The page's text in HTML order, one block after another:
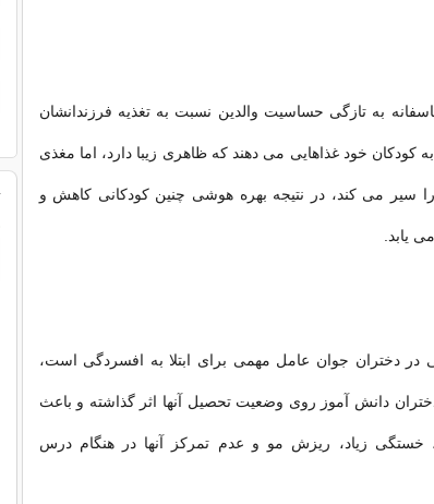
به تازگی حساسیت والدین نسبت به تغذیه فرزندانشان
خود غذاهایی می دهند که ظاهری زیبا دارد، اما مغذی
را سیر می کند، در نتیجه بهره هوشی چنین کودکانی کاهش و
یابد.
در دختران جوان عامل مهمی برای ابتلا به افسردگی است،
دانش آموز روی وضعیت تحصیل آنها اثر گذاشته و باعث
خستگی زیاد، ریزش مو و عدم تمرکز آنها در هنگام درس